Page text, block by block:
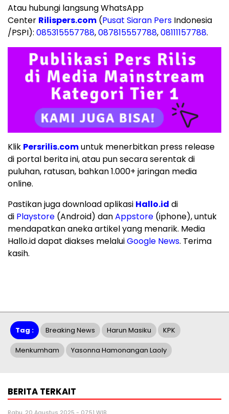
Atau hubungi langsung WhatsApp
Center Rilispers.com (Pusat Siaran Pers Indonesia
/PSPI): 085315557788,087815557788,08111157788.
Klik Persrilis.comuntuk menerbitkan press release
di portal berita ini, atau pun secara serentak di
puluhan, ratusan, bahkan 1.000+ jaringan media
online.
Pastikan juga download aplikasi Hallo.id di
di Playstore (Android) danAppstore (iphone), untuk
mendapatkan aneka artikel yang menarik. Media
Hallo.id dapat diakses melaluiGoogle News. Terima
kasih.
Tag : Breaking News Harun Masiku KPK
Menkumham Yasonna Hamonangan Laoly
BERITA TERKAIT